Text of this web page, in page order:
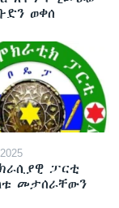
ወቀሰ
ፓርቲ
መታሰራቸውን